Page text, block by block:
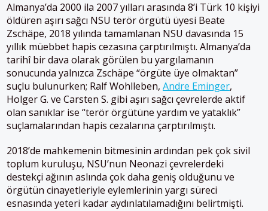
Almanya’da 2000 ila 2007 yılları arasında 8’i Türk 10 kişiyi
öldüren aşırı sağcı NSU terör örgütü üyesi Beate
Zschäpe, 2018 yılında tamamlanan NSU davasında 15
yıllık müebbet hapis cezasına çarptırılmıştı. Almanya’da
tarihî bir dava olarak görülen bu yargılamanın
sonucunda yalnızca Zschäpe “örgüte üye olmaktan”
suçlu bulunurken; Ralf Wohlleben, Andre Eminger,
Holger G. ve Carsten S. gibi aşırı sağcı çevrelerde aktif
olan sanıklar ise “terör örgütüne yardım ve yataklık”
suçlamalarından hapis cezalarına çarptırılmıştı.
2018’de mahkemenin bitmesinin ardından pek çok sivil
toplum kuruluşu, NSU’nun Neonazi çevrelerdeki
destekçi ağının aslında çok daha geniş olduğunu ve
örgütün cinayetleriyle eylemlerinin yargı süreci
esnasında yeteri kadar aydınlatılamadığını belirtmişti.